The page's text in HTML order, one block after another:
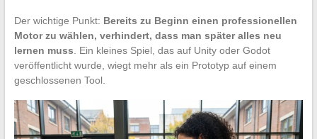
Der wichtige Punkt: Bereits zu Beginn einen professionellen
Motor zu wählen, verhindert, dass man später alles neu
lernen muss . Ein kleines Spiel, das auf Unity oder Godot
veröffentlicht wurde, wiegt mehr als ein Prototyp auf einem
geschlossenen Tool.